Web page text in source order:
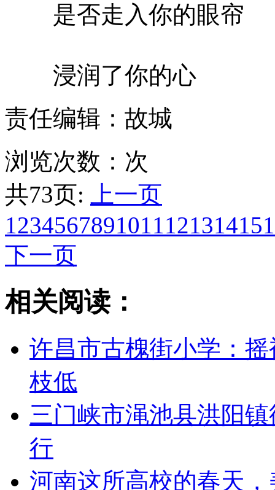
是否走入你的眼帘
浸润了你的心
责任编辑：故城
浏览次数： 次
共73页:
上一页
123456789101112131415
下一页
相关阅读：
许昌市古槐街小学：
枝低
三门峡市渑池县洪阳
行
河南这所高校的春天